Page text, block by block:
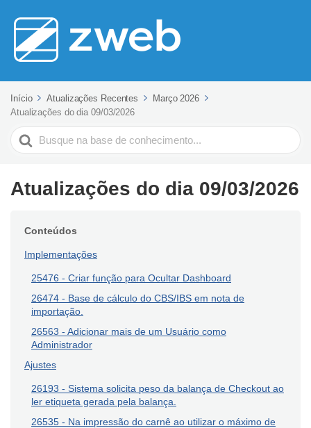
Início Atualizações Recentes
Março 2026
Atualizações do dia 09/03/2026
Pesquisar
Atualizações do dia 09/03/2026
Conteúdos
Implementações
25476 - Criar função para Ocultar Dashboard
26474 - Base de cálculo do CBS/IBS em nota de
importação.
26563 - Adicionar mais de um Usuário como
Administrador
Ajustes
26193 - Sistema solicita peso da balança de Checkout ao
ler etiqueta gerada pela balança.
26535 - Na impressão do carnê ao utilizar o máximo de